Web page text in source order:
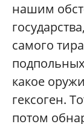
нашим
самого
какое
гексоген.
потом